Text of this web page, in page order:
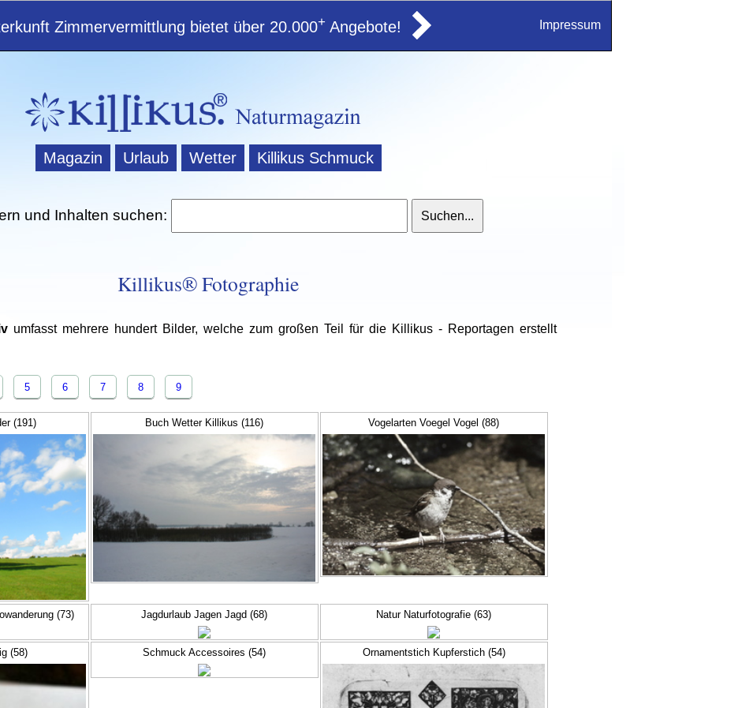
Zimmervermittlung bietet über 20.000+ Angebote! Impressum
Magazin Urlaub Wetter Killikus Schmuck
und Inhalten suchen:
Killikus® Fotographie
umfasst mehrere hundert Bilder, welche zum großen Teil für die Killikus - Reportagen erstellt
5 6 7 8 9
(191) Buch Wetter Killikus (116) Vogelarten Voegel Vogel (88)
(73) Jagdurlaub Jagen Jagd (68) Natur Naturfotografie (63)
(58) Schmuck Accessoires (54) Ornamentstich Kupferstich (54)